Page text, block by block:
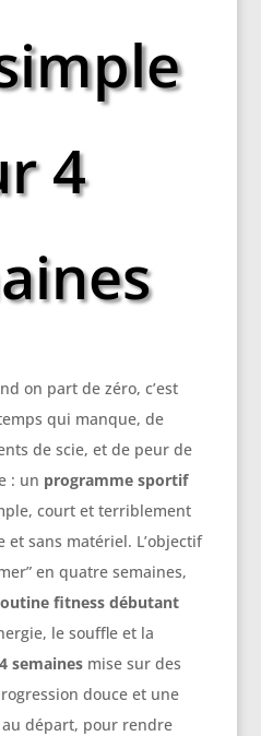
4
on part de zéro, c’est
qui manque, de
de scie, et de peur de
: un programme sportif
court et terriblement
et sans matériel. L’objectif
en quatre semaines,
fitness débutant
le souffle et la
semainesmise sur des
douce et une
départ, pour rendre